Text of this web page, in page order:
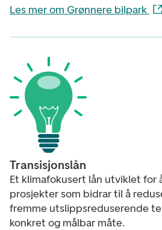
Les mer om Grønnere bilpark
Transisjonslån
Et klimafokusert lån utviklet for
prosjekter som bidrar til å
fremme utslippsreduserende
konkret og målbar måte.